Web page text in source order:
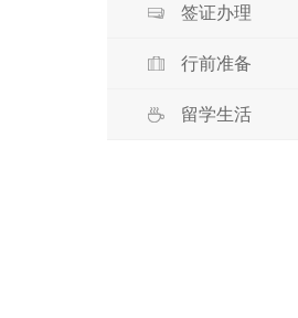
签证办理
行前准备
留学生活